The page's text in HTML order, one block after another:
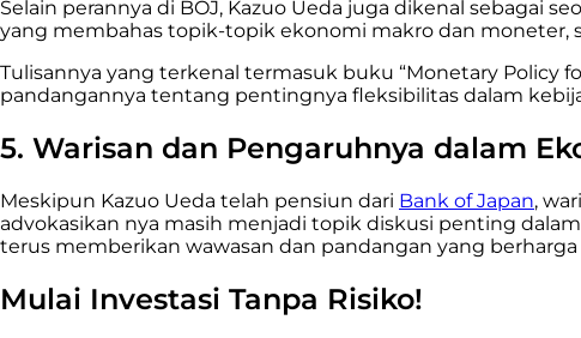
Selain perannya di BOJ, Kazuo Ueda juga dikenal sebagai
yang membahas topik-topik ekonomi makro dan
Tulisannya yang terkenal termasuk buku “Monetary Policy
pandangannya tentang pentingnya fleksibilitas dalam
5. Warisan dan Pengaruhnya dalam
Meskipun Kazuo Ueda telah pensiun dari Bank of Japan,
advokasikan nya masih menjadi topik diskusi penting
terus memberikan wawasan dan pandangan yang
Mulai Investasi Tanpa Risiko!